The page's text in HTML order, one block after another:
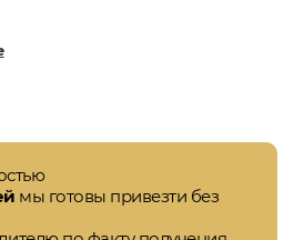
мы готовы привезти без